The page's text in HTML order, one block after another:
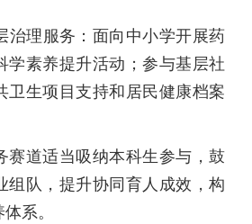
治理服务：面向中小学开展药
学素养提升活动；参与基层社
卫生项目支持和居民健康档案
赛道适当吸纳本科生参与，鼓
组队，提升协同育人成效，构
系。